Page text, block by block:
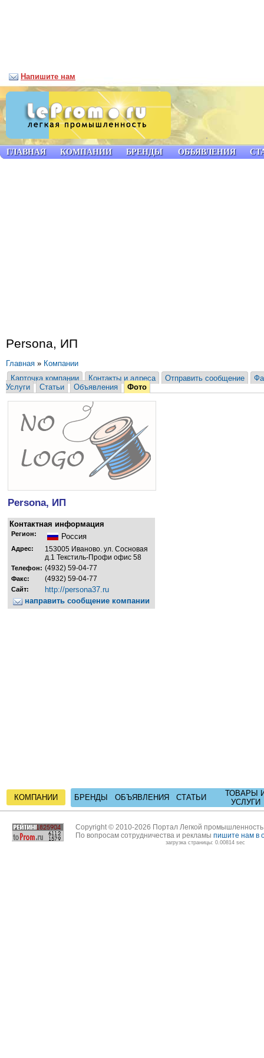
Persona, ИП
Главная » Компании
Карточка компании
Контакты и адреса Отправить сообщение
Услуги
Статьи Объявления Фото
Persona, ИП
Контактная информация
Регион: Россия
Адрес:
153005 Иваново. ул. Сосновая
д.1 Текстиль-Профи офис 58
Телефон: (4932) 59-04-77
Факс: (4932) 59-04-77
Сайт:
http://persona37.ru
направить сообщение компании
КОМПАНИИ БРЕНДЫ ОБЪЯВЛЕНИЯ СТАТЬИ
ТОВАРЫ
УСЛУГИ
ГЛАВНАЯ КОМПАНИИ БРЕНДЫ ОБЪЯВЛЕНИЯ
Напишите нам
Copyright © 2010-2026 Портал Легкой
По вопросам сотрудничества и рекламы пишите нам в
загрузка страницы: 0.00814 sec